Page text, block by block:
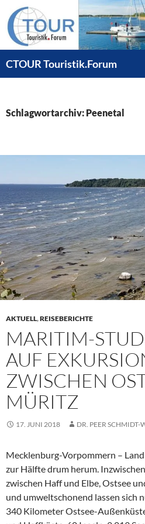
Inhalt
springen
CTOUR Touristik.Forum
Schlagwortarchiv: Peenetal
AKTUELL,REISEBERICHTE
MARITIM-
AUF
ZWISCHEN
MÜRITZ
17. JUNI 2018 DR. PEER SCHMIDT-
Mecklenburg-Vorpommern –
zur Hälfte drum herum.
zwischen Haff und Elbe, Ostsee
und umweltschonend lassen sich
340 Kilometer Ostsee-